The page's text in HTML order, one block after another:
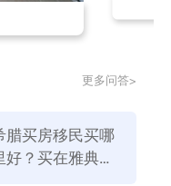
成了雅典北部(马拉
度假城镇，拥有数字
更多问答>
腊买房移民买哪
好？买在雅典哪